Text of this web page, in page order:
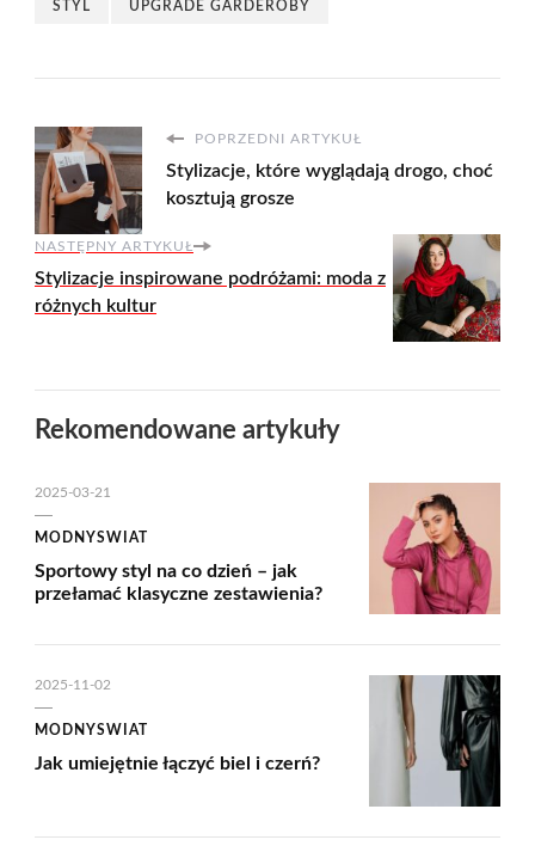
STYL UPGRADE GARDEROBY
POPRZEDNI ARTYKUŁ
Stylizacje, które wyglądają drogo, choć
kosztują grosze
NASTĘPNY ARTYKUŁ
Stylizacje inspirowane podróżami: moda z
różnych kultur
Rekomendowane artykuły
2025-03-21
MODNYSWIAT
Sportowy styl na co dzień – jak
przełamać klasyczne zestawienia?
2025-11-02
MODNYSWIAT
Jak umiejętnie łączyć biel i czerń?